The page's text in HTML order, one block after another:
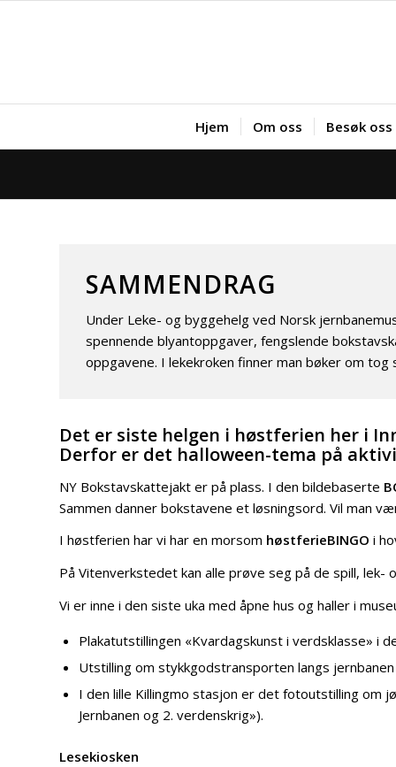
Hjem Om oss Besøk oss
SAMMENDRAG
Under Leke- og byggehelg ved Norsk
spennende blyantoppgaver, fengslende
oppgavene. I lekekroken finner man bøker om
Det er siste helgen i høstferien her i
Derfor er det halloween-tema på
NY Bokstavskattejakt er på plass. I den bildebaserte
Sammen danner bokstavene et løsningsord. Vil man
I høstferien har vi har en morsom høstferieBINGO i
På Vitenverkstedet kan alle prøve seg på de spill,
Vi er inne i den siste uka med åpne hus og haller i
Plakatutstillingen «Kvardagskunst i verdsklasse» i
Utstilling om stykkgodstransporten langs
I den lille Killingmo stasjon er det fotoutstilling om
Jernbanen og 2. verdenskrig»).
Lesekiosken